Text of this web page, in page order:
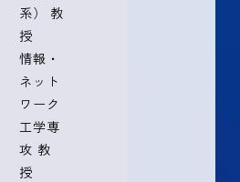
系） 教
授
情報・
ネット
ワーク
工学専
攻 教
授